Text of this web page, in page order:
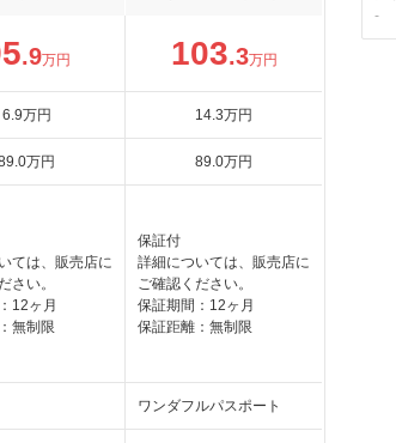
.9万円 103.3万円
6.9万円 14.3万円
.0万円 89.0万円
ては、販売店に
さい。
12ヶ月
無制限
保証付
詳細については、販売店に
ご確認ください。
保証期間：12ヶ月
保証距離：無制限
ワンダフルパスポート
-